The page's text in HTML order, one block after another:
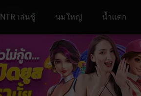
NTR เล่นชู้ นมใหญ่ น้ำแตก